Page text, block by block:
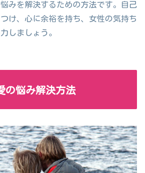
みを解決するための方法です。自己
け、心に余裕を持ち、女性の気持ち
しましょう。
の悩み解決方法